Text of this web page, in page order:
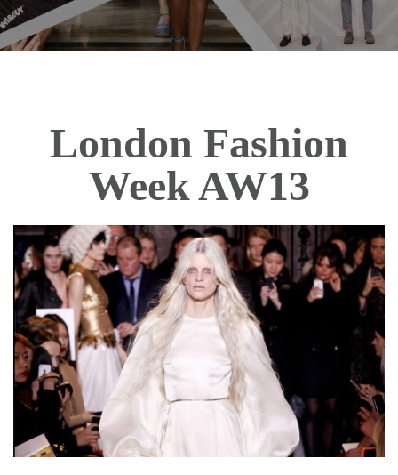
London Fashion
Week AW13